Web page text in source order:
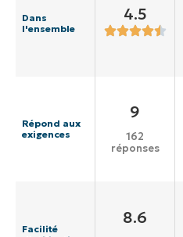
Dans
l'ensemble
4.5
Répond aux
exigences
9
162
réponses
Facilité
8.6